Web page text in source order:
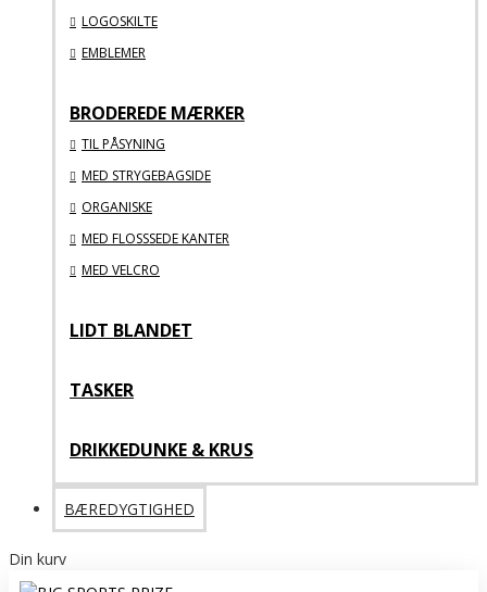
LOGOSKILTE
EMBLEMER
BRODEREDE MÆRKER
TIL PÅSYNING
MED STRYGEBAGSIDE
ORGANISKE
MED FLOSSSEDE KANTER
MED VELCRO
LIDT BLANDET
TASKER
DRIKKEDUNKE & KRUS
BÆREDYGTIGHED
Din kurv